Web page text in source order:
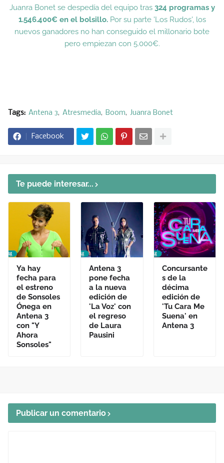
Juanra Bonet se despedía del equipo tras 324 programas y
1.546.400€ en el bolsillo. Por su parte 'Los Rudos', los
nuevos ganadores no han conseguido el millonario bote
pero empiezan con 5.000€.
Tags: Antena 3 Atresmedia Boom Juanra Bonet
Facebook
Te puede interesar...
Ya hay
fecha para
el estreno
de Sonsoles
Ónega en
Antena 3
con "Y
Ahora
Sonsoles"
Antena 3
pone fecha
a la nueva
edición de
'La Voz' con
el regreso
de Laura
Pausini
Concursante
s de la
décima
edición de
'Tu Cara Me
Suena' en
Antena 3
Publicar un comentario